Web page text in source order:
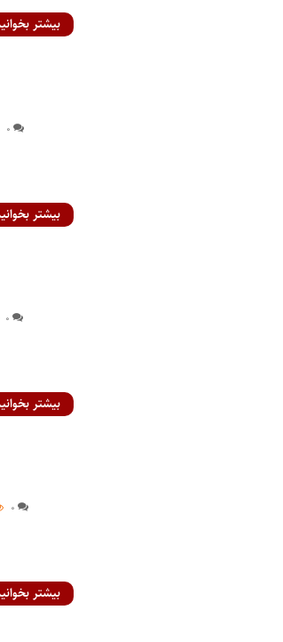
بیشتر
۰
بیشتر
۰
بیشتر
۰
بیشتر